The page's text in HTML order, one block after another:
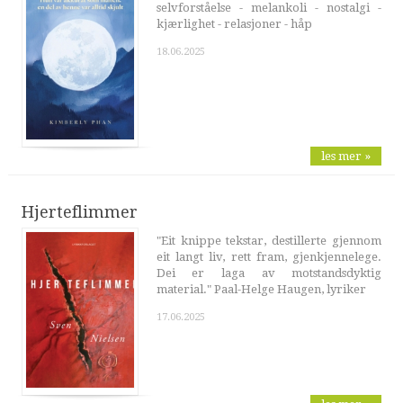
selvforståelse - melankoli - nostalgi -
kjærlighet - relasjoner - håp
18.06.2025
les mer »
Hjerteflimmer
"Eit knippe tekstar, destillerte gjennom
eit langt liv, rett fram, gjenkjennelege.
Dei er laga av motstandsdyktig
material." Paal-Helge Haugen, lyriker
17.06.2025